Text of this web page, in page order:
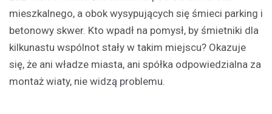
mieszkalnego, a obok wysypujących się śmieci parking i
betonowy skwer. Kto wpadł na pomysł, by śmietniki dla
kilkunastu wspólnot stały w takim miejscu? Okazuje
się, że ani władze miasta, ani spółka odpowiedzialna za
montaż wiaty, nie widzą problemu.